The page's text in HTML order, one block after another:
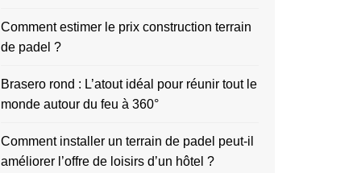
Comment estimer le prix construction terrain
de padel ?
Brasero rond : L’atout idéal pour réunir tout le
monde autour du feu à 360°
Comment installer un terrain de padel peut-il
améliorer l’offre de loisirs d’un hôtel ?